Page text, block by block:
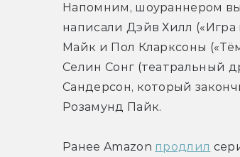
Напомним, шоураннером
написали Дэйв Хилл
Майк и Пол Кларксоны
Селин Сонг (театральный
Сандерсон, который
Розамунд Пайк.
Ранее Amazon продлил